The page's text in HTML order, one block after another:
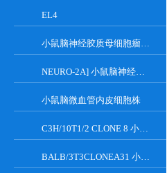
EL4
小鼠脑神经胶质母细胞瘤瘤株
NEURO-2A] 小鼠脑神经瘤细胞
小鼠脑微血管内皮细胞株
C3H/10T1/2 CLONE 8 小鼠胚胎成纤维细胞系
BALB/3T3CLONEA31 小鼠胚胎成纤维细胞